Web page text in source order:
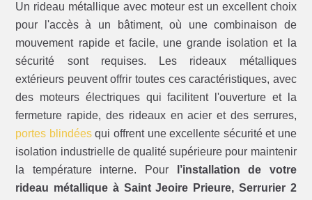
Un rideau métallique avec moteur est un excellent choix
pour l'accès à un bâtiment, où une combinaison de
mouvement rapide et facile, une grande isolation et la
sécurité sont requises. Les rideaux métalliques
extérieurs peuvent offrir toutes ces caractéristiques, avec
des moteurs électriques qui facilitent l'ouverture et la
fermeture rapide, des rideaux en acier et des serrures,
portes blindéesqui offrent une excellente sécurité et une
isolation industrielle de qualité supérieure pour maintenir
la température interne. Pour
l’installation de votre
rideau métallique à Saint Jeoire Prieure, Serrurier 2